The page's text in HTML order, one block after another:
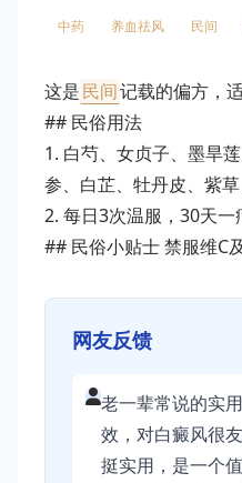
中药 养血祛风 民间
这是民间记载的偏方，
## 民俗用法
1. 白芍、女贞子、墨旱
参、白芷、牡丹皮、紫草
2. 每日3次温服，30天一
## 民俗小贴士 禁服维C
网友反馈
老一辈常说的实
效，对白癜风很
挺实用，是一个